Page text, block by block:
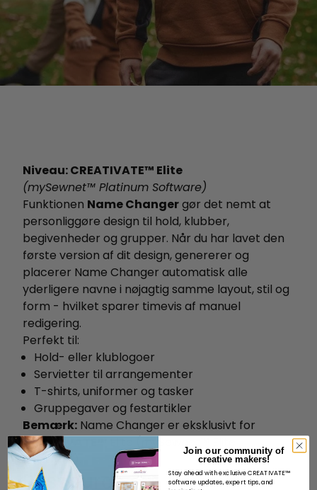
Niveau: CREATIVATE™ Elite
(mySewnet™ Platinum Software)
Funktionen Name Changergør det nemt at
personliggøre design til hold, klubber,
begivenheder og grupper. Når du har lavet den
første version af dit design, genererer og
placerer Name Changer automatisk alle
yderligere navne i nøjagtig samme layout, stil og
form - hvilket sparer timevis af manuel
redigering.
Perfekt til:
Hold- eller klublogoer
Servietter til arrangementer
T-shirts, uniformer og tasker
Gruppegaver og festartikler
Bemærk: Name Changer er eksklusivt for
CREATIVATE™
Software).
Ressource
Join our community of
creative makers!
Stay ahead with exclusive CREATIVATE™
software updates, expert tips, and